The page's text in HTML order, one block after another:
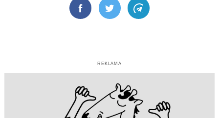
FacebookTwitter Telegram
REKLAMA